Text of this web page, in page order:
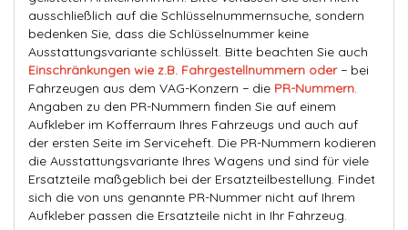
ausschließlich auf die Schlüsselnummernsuche, sondern
bedenken Sie, dass die Schlüsselnummer keine
Ausstattungsvariante schlüsselt. Bitte beachten Sie auch
Einschränkungen wie z.B. Fahrgestellnummern oder− bei
Fahrzeugen aus dem VAG-Konzern − die PR-Nummern
Angaben zu den PR-Nummern finden Sie auf einem
Aufkleber im Kofferraum Ihres Fahrzeugs und auch auf
der ersten Seite im Serviceheft. Die PR-Nummern kodieren
die Ausstattungsvariante Ihres Wagens und sind für viele
Ersatzteile maßgeblich bei der Ersatzteilbestellung. Findet
sich die von uns genannte PR-Nummer nicht auf Ihrem
Aufkleber passen die Ersatzteile nicht in Ihr Fahrzeug.